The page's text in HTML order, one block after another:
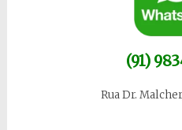
(91)
Rua Dr.